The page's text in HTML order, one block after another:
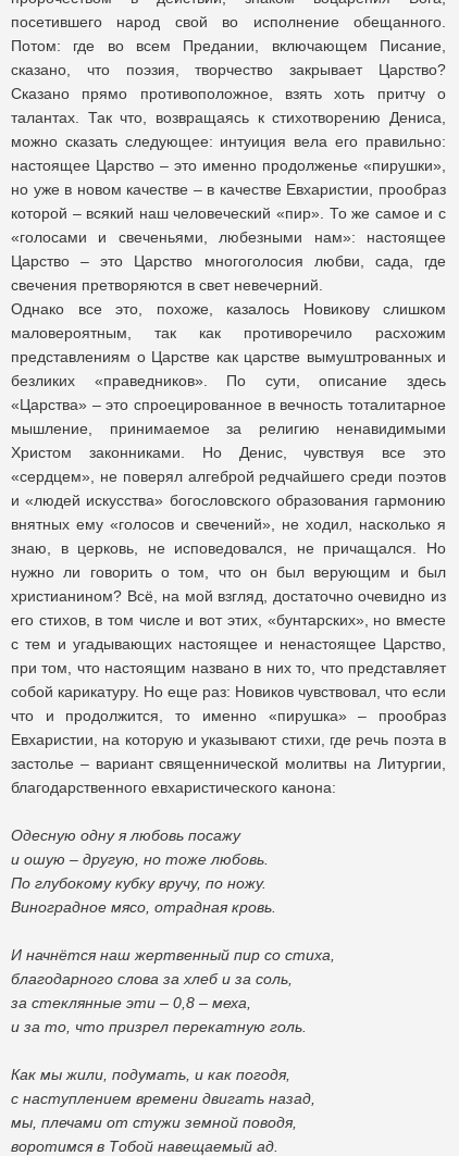
посетившего народ свой во исполнение обещанного.
Потом: где во всем Предании, включающем Писание,
сказано, что поэзия, творчество закрывает Царство?
Сказано прямо противоположное, взять хоть притчу о
талантах. Так что, возвращаясь к стихотворению Дениса,
можно сказать следующее: интуиция вела его правильно:
настоящее Царство – это именно продолженье «пирушки»,
но уже в новом качестве – в качестве Евхаристии, прообраз
которой – всякий наш человеческий «пир». То же самое и с
«голосами и свеченьями, любезными нам»: настоящее
Царство – это Царство многоголосия любви, сада, где
свечения претворяются в свет невечерний.
Однако все это, похоже, казалось Новикову слишком
маловероятным, так как противоречило расхожим
представлениям о Царстве как царстве вымуштрованных и
безликих «праведников». По сути, описание здесь
«Царства» – это спроецированное в вечность тоталитарное
мышление, принимаемое за религию ненавидимыми
Христом законниками. Но Денис, чувствуя все это
«сердцем», не поверял алгеброй редчайшего среди поэтов
и «людей искусства» богословского образования гармонию
внятных ему «голосов и свечений», не ходил, насколько я
знаю, в церковь, не исповедовался, не причащался. Но
нужно ли говорить о том, что он был верующим и был
христианином? Всё, на мой взгляд, достаточно очевидно из
его стихов, в том числе и вот этих, «бунтарских», но вместе
с тем и угадывающих настоящее и ненастоящее Царство,
при том, что настоящим названо в них то, что представляет
собой карикатуру. Но еще раз: Новиков чувствовал, что если
что и продолжится, то именно «пирушка» – прообраз
Евхаристии, на которую и указывают стихи, где речь поэта в
застолье – вариант священнической молитвы на Литургии,
благодарственного евхаристического канона:
Одесную одну я любовь посажу
и ошую – другую, но тоже любовь.
По глубокому кубку вручу, по ножу.
Виноградное мясо, отрадная кровь.
И начнётся наш жертвенный пир со стиха,
благодарного слова за хлеб и за соль,
за стеклянные эти – 0,8 – меха,
и за то, что призрел перекатную голь.
Как мы жили, подумать, и как погодя,
с наступлением времени двигать назад,
мы, плечами от стужи земной поводя,
воротимся в Тобой навещаемый ад.